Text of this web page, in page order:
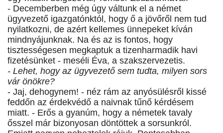
- Decemberben még úgy váltunk el a német
ügyvezető igazgatónktól, hogy ő a jövőről nem tud
nyilatkozni, de azért kellemes ünnepeket kíván
mindnyájunknak. Na és az is fontos, hogy
tisztességesen megkaptuk a tizenharmadik havi
fizetésünket - meséli Éva, a szakszervezetis.
- Lehet, hogy az ügyvezető sem tudta, milyen sors
vár önökre?
- Jaj, dehogynem! - néz rám az anyósülésről kissé
feddőn az érdekvédő a naivnak tűnő kérdésem
miatt. - Erős a gyanúm, hogy a németek tavaly
ősszel már bizonyosan döntöttek a sorsunkról.